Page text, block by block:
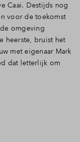
Caai. Destijds nog
voor de toekomst
omgeving
heerste, bruist het
met eigenaar Mark
dat letterlijk om